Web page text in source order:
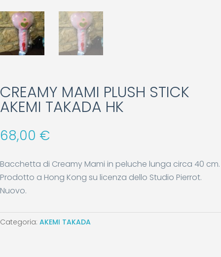
CREAMY MAMI PLUSH STICK
AKEMI TAKADA HK
68,00 €
Bacchetta di Creamy Mami in peluche lunga circa 40 cm.
Prodotto a Hong Kong su licenza dello Studio Pierrot.
Nuovo.
Categoria: AKEMI TAKADA